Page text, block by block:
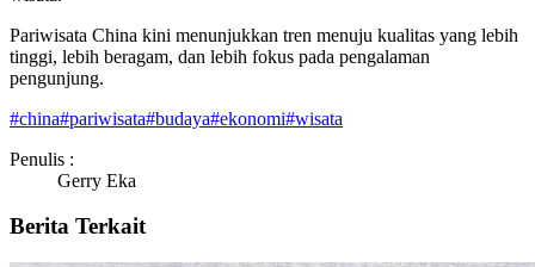
Pariwisata China kini menunjukkan tren menuju kualitas yang lebih
tinggi, lebih beragam, dan lebih fokus pada pengalaman
pengunjung.
#china#pariwisata#budaya#ekonomi#wisata
Penulis :
Gerry Eka
Berita Terkait